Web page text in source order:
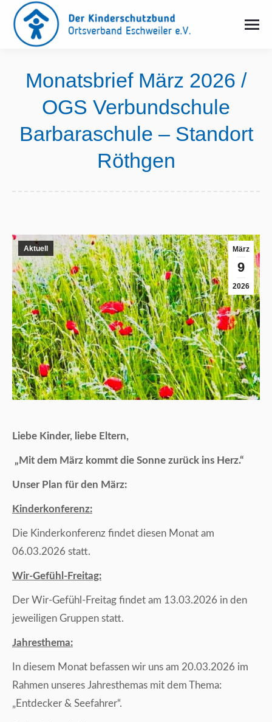
Monatsbrief März 2026 /
OGS Verbundschule
Barbaraschule – Standort
Röthgen
März
9
2026
Aktuell
Liebe Kinder, liebe Eltern,
„Mit dem März kommt die Sonne zurück ins Herz.“
Unser Plan für den März:
Kinderkonferenz:
Die Kinderkonferenz findet diesen Monat am
06.03.2026 statt.
Wir-Gefühl-Freitag:
Der Wir-Gefühl-Freitag findet am 13.03.2026 in den
jeweiligen Gruppen statt.
Jahresthema:
In diesem Monat befassen wir uns am 20.03.2026 im
Rahmen unseres Jahresthemas mit dem Thema:
„Entdecker & Seefahrer“.